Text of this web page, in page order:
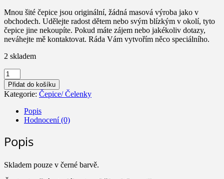
Mnou šité čepice jsou originální, žádná masová výroba jako v
obchodech. Udělejte radost dětem nebo svým blízkým v okolí, tyto
čepice jine nekoupíte. Pokud máte zájem nebo jakékoliv dotazy,
neváhejte mě kontaktovat. Ráda Vám vytvořím něco speciálního.
2 skladem
Čepice
Černinka
množství
Přidat do košíku
Kategorie: Čepice/ Čelenky
Popis
Hodnocení (0)
Popis
Skladem pouze v černé barvě.